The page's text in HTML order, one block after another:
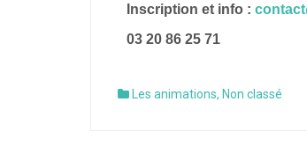
Inscription et info :
03 20 86 25 71
Les animations, Non classé